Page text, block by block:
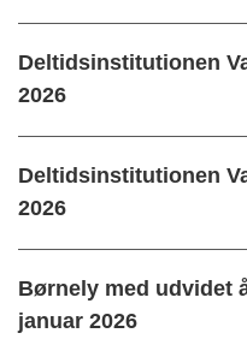
Deltidsinstitutionen
2026
Deltidsinstitutionen
2026
Børnely med udvidet
januar 2026